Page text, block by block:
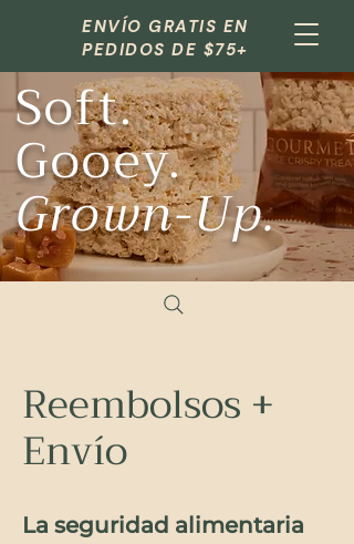
ENVÍO GRATIS EN
PEDIDOS DE $75+
Soft.
Gooey.
Grown-Up.
Reembolsos +
Envío
La seguridad alimentaria